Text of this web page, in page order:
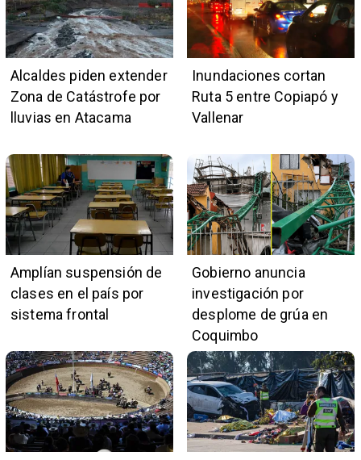
Alcaldes piden extender
Zona de Catástrofe por
lluvias en Atacama
Inundaciones cortan
Ruta 5 entre Copiapó y
Vallenar
Amplían suspensión de
clases en el país por
sistema frontal
Gobierno anuncia
investigación por
desplome de grúa en
Coquimbo